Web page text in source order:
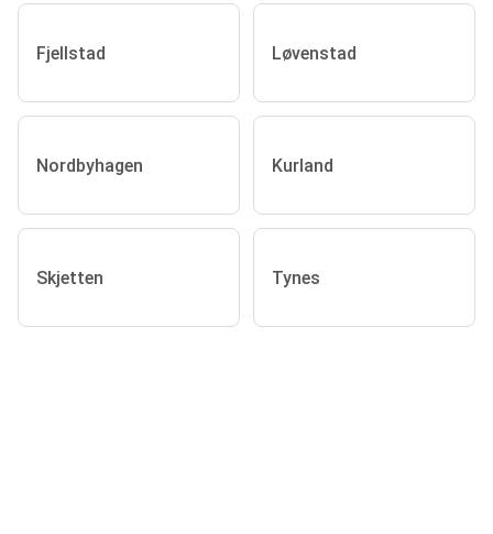
Fjellstad Løvenstad
Nordbyhagen Kurland
Skjetten Tynes